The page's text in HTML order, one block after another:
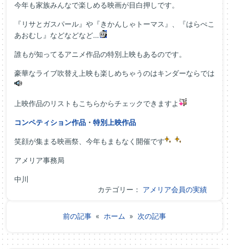
今年も家族みんなで楽しめる映画が目白押しです。
『リサとガスパール』や『きかんしゃトーマス』、『はらぺこ
あおむし』などなどなど…
誰もが知ってるアニメ作品の特別上映もあるのです。
豪華なライブ吹替え上映も楽しめちゃうのはキンダーならでは
上映作品のリストもこちらからチェックできますよ
コンペティション作品 ・ 特別上映作品
笑顔が集まる映画祭、今年もまもなく開催です
アメリア事務局
中川
カテゴリー： アメリア会員の実績
前の記事 « ホーム » 次の記事